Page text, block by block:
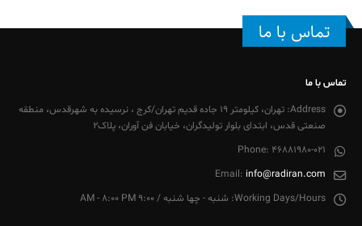
تماس با ما
تماس با ما
Address:
تهران، کیلومتر 19 جاده قدیم تهران/کرج ، نرسیده به شهرقدس، منطقه
صنعتی قدس، ابتدای بلوار تولیدگران، خیابان فن آوران، پلاک2
Phone: 46881980-021
Email: info@radiran.com
Working Days/Hours: شنبه - چها شنبه / 9:00 AM - 8:00 PM